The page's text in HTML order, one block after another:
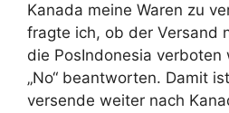
Kanada meine Waren zu
fragte ich, ob der Versand
die PosIndonesia
„No“ beantworten. Damit
versende weiter nach